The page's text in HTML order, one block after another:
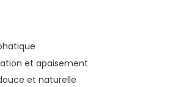
et apaisement
et naturelle